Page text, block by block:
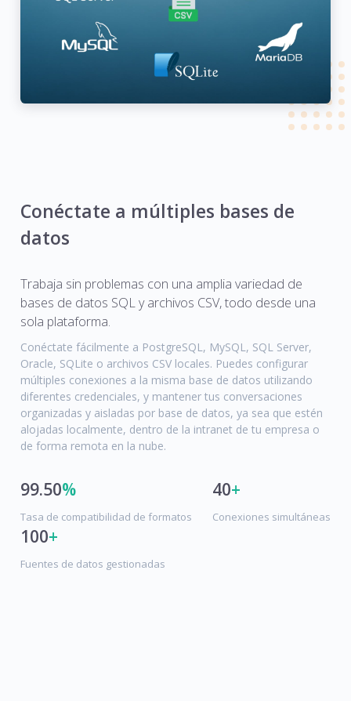
Conéctate a múltiples bases de
datos
Trabaja sin problemas con una amplia variedad de
bases de datos SQL y archivos CSV, todo desde una
sola plataforma.
Conéctate fácilmente a PostgreSQL, MySQL, SQL Server,
Oracle, SQLite o archivos CSV locales. Puedes configurar
múltiples conexiones a la misma base de datos utilizando
diferentes credenciales, y mantener tus conversaciones
organizadas y aisladas por base de datos, ya sea que estén
alojadas localmente, dentro de la intranet de tu empresa o
de forma remota en la nube.
99.50%
Tasa de compatibilidad de formatos
40+
Conexiones simultáneas
100+
Fuentes de datos gestionadas